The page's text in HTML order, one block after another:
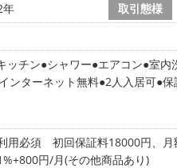
年 取引態様
ッチン シャワー エアコン 室内
インターネット無料 2人入居可 保
用必須 初回保証料18000円、月
円/月(その他商品あり)